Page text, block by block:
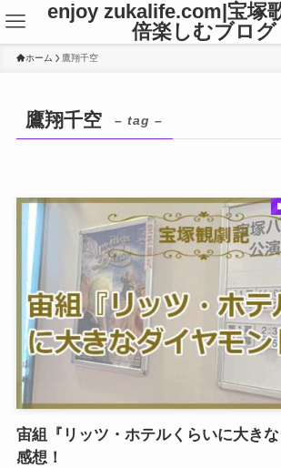
enjoy zukalife.com|宝塚
倍楽しむブログ
ホーム 鷹翔千空
鷹翔千空 – tag –
宙組『リッツ・ホテルくらいに大きな
感想！